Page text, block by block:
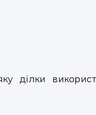
ділки